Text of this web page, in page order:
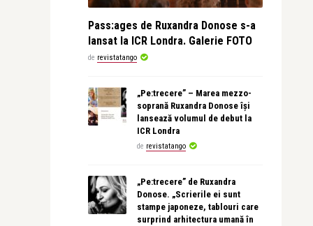
Pass:ages de Ruxandra Donose s-a
lansat la ICR Londra. Galerie FOTO
de revistatango
„Pe:trecere” – Marea mezzo-
soprană Ruxandra Donose își
lansează volumul de debut la
ICR Londra
de revistatango
„Pe:trecere” de Ruxandra
Donose. „Scrierile ei sunt
stampe japoneze, tablouri care
surprind arhitectura umană în